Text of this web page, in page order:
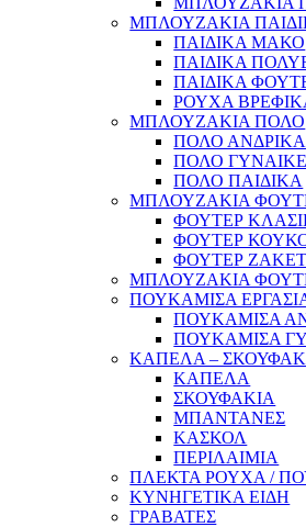
ΜΠΛΟΥΖΑΚΙΑ
ΠΑΙΔΙΚΑ ΜΑΚΟ
ΠΑΙΔΙΚΑ
ΠΑΙΔΙΚΑ
ΡΟΥΧΑ
ΜΠΛΟΥΖΑΚΙΑ ΠΟΛΟ
ΠΟΛΟ ΑΝΔΡΙΚΑ
ΠΟΛΟ
ΠΟΛΟ ΠΑΙΔΙΚΑ
ΜΠΛΟΥΖΑΚΙΑ
ΦΟΥΤΕΡ
ΦΟΥΤΕΡ
ΦΟΥΤΕΡ
ΜΠΛΟΥΖΑΚΙΑ
ΠΟΥΚΑΜΙΣΑ
ΠΟΥΚΑΜΙΣΑ
ΠΟΥΚΑΜΙΣΑ
ΚΑΠΕΛΑ –
ΚΑΠΕΛΑ
ΣΚΟΥΦΑΚΙΑ
ΜΠΑΝΤΑΝΕΣ
ΚΑΣΚΟΛ
ΠΕΡΙΛΑΙΜΙΑ
ΠΛΕΚΤΑ ΡΟΥΧΑ /
ΚΥΝΗΓΕΤΙΚΑ ΕΙΔΗ
ΓΡΑΒΑΤΕΣ